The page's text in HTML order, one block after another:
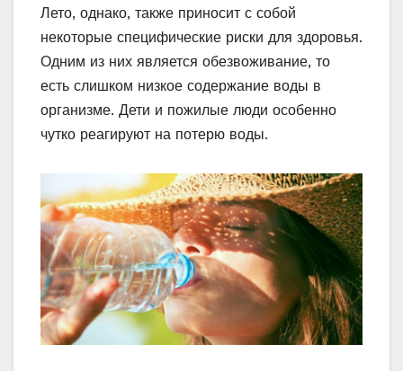
Лето, однако, также приносит с собой
некоторые специфические риски для здоровья.
Одним из них является обезвоживание, то
есть слишком низкое содержание воды в
организме. Дети и пожилые люди особенно
чутко реагируют на потерю воды.